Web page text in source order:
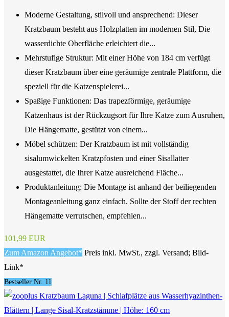
Moderne Gestaltung, stilvoll und ansprechend: Dieser
Kratzbaum besteht aus Holzplatten im modernen Stil, Die
wasserdichte Oberfläche erleichtert die...
Mehrstufige Struktur: Mit einer Höhe von 184 cm verfügt
dieser Kratzbaum über eine geräumige zentrale Plattform, die
speziell für die Katzenspielerei...
Spaßige Funktionen: Das trapezförmige, geräumige
Katzenhaus ist der Rückzugsort für Ihre Katze zum Ausruhen,
Die Hängematte, gestützt von einem...
Möbel schützen: Der Kratzbaum ist mit vollständig
sisalumwickelten Kratzpfosten und einer Sisallatter
ausgestattet, die Ihrer Katze ausreichend Fläche...
Produktanleitung: Die Montage ist anhand der beiliegenden
Montageanleitung ganz einfach. Sollte der Stoff der rechten
Hängematte verrutschen, empfehlen...
101,99 EUR
Zum Amazon Angebot* Preis inkl. MwSt., zzgl. Versand; Bild-
Link*
Bestseller Nr. 11